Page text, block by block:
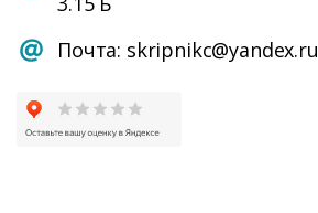
Почта: skripnikc@yandex.ru